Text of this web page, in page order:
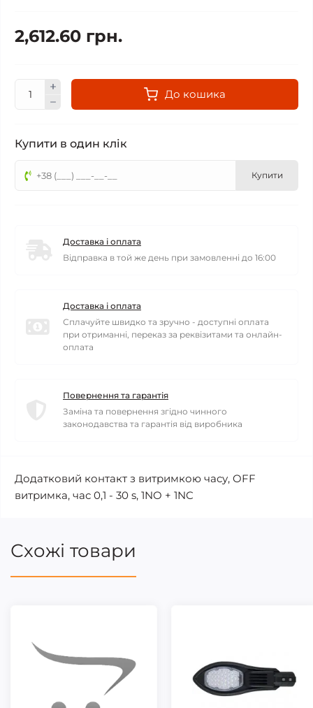
2,612.60 грн.
До кошика
Купити в один клік
Купити
Доставка і оплата
Відправка в той же день при замовленні до 16:00
Доставка і оплата
Сплачуйте швидко та зручно - доступні оплата
при отриманні, переказ за реквізитами та онлайн-
оплата
Повернення та гарантія
Заміна та повернення згідно чинного
законодавства та гарантія від виробника
Додатковий контакт з витримкою часу, OFF
витримка, час 0,1 - 30 s, 1NO + 1NC
Схожі товари